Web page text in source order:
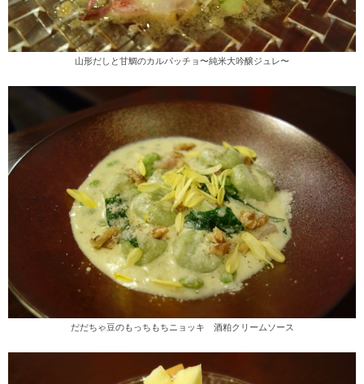
山形だしと甘鯛のカルパッチョ〜純米大吟醸ジュレ〜
だだちゃ豆のもっちもちニョッキ 酒粕クリームソース